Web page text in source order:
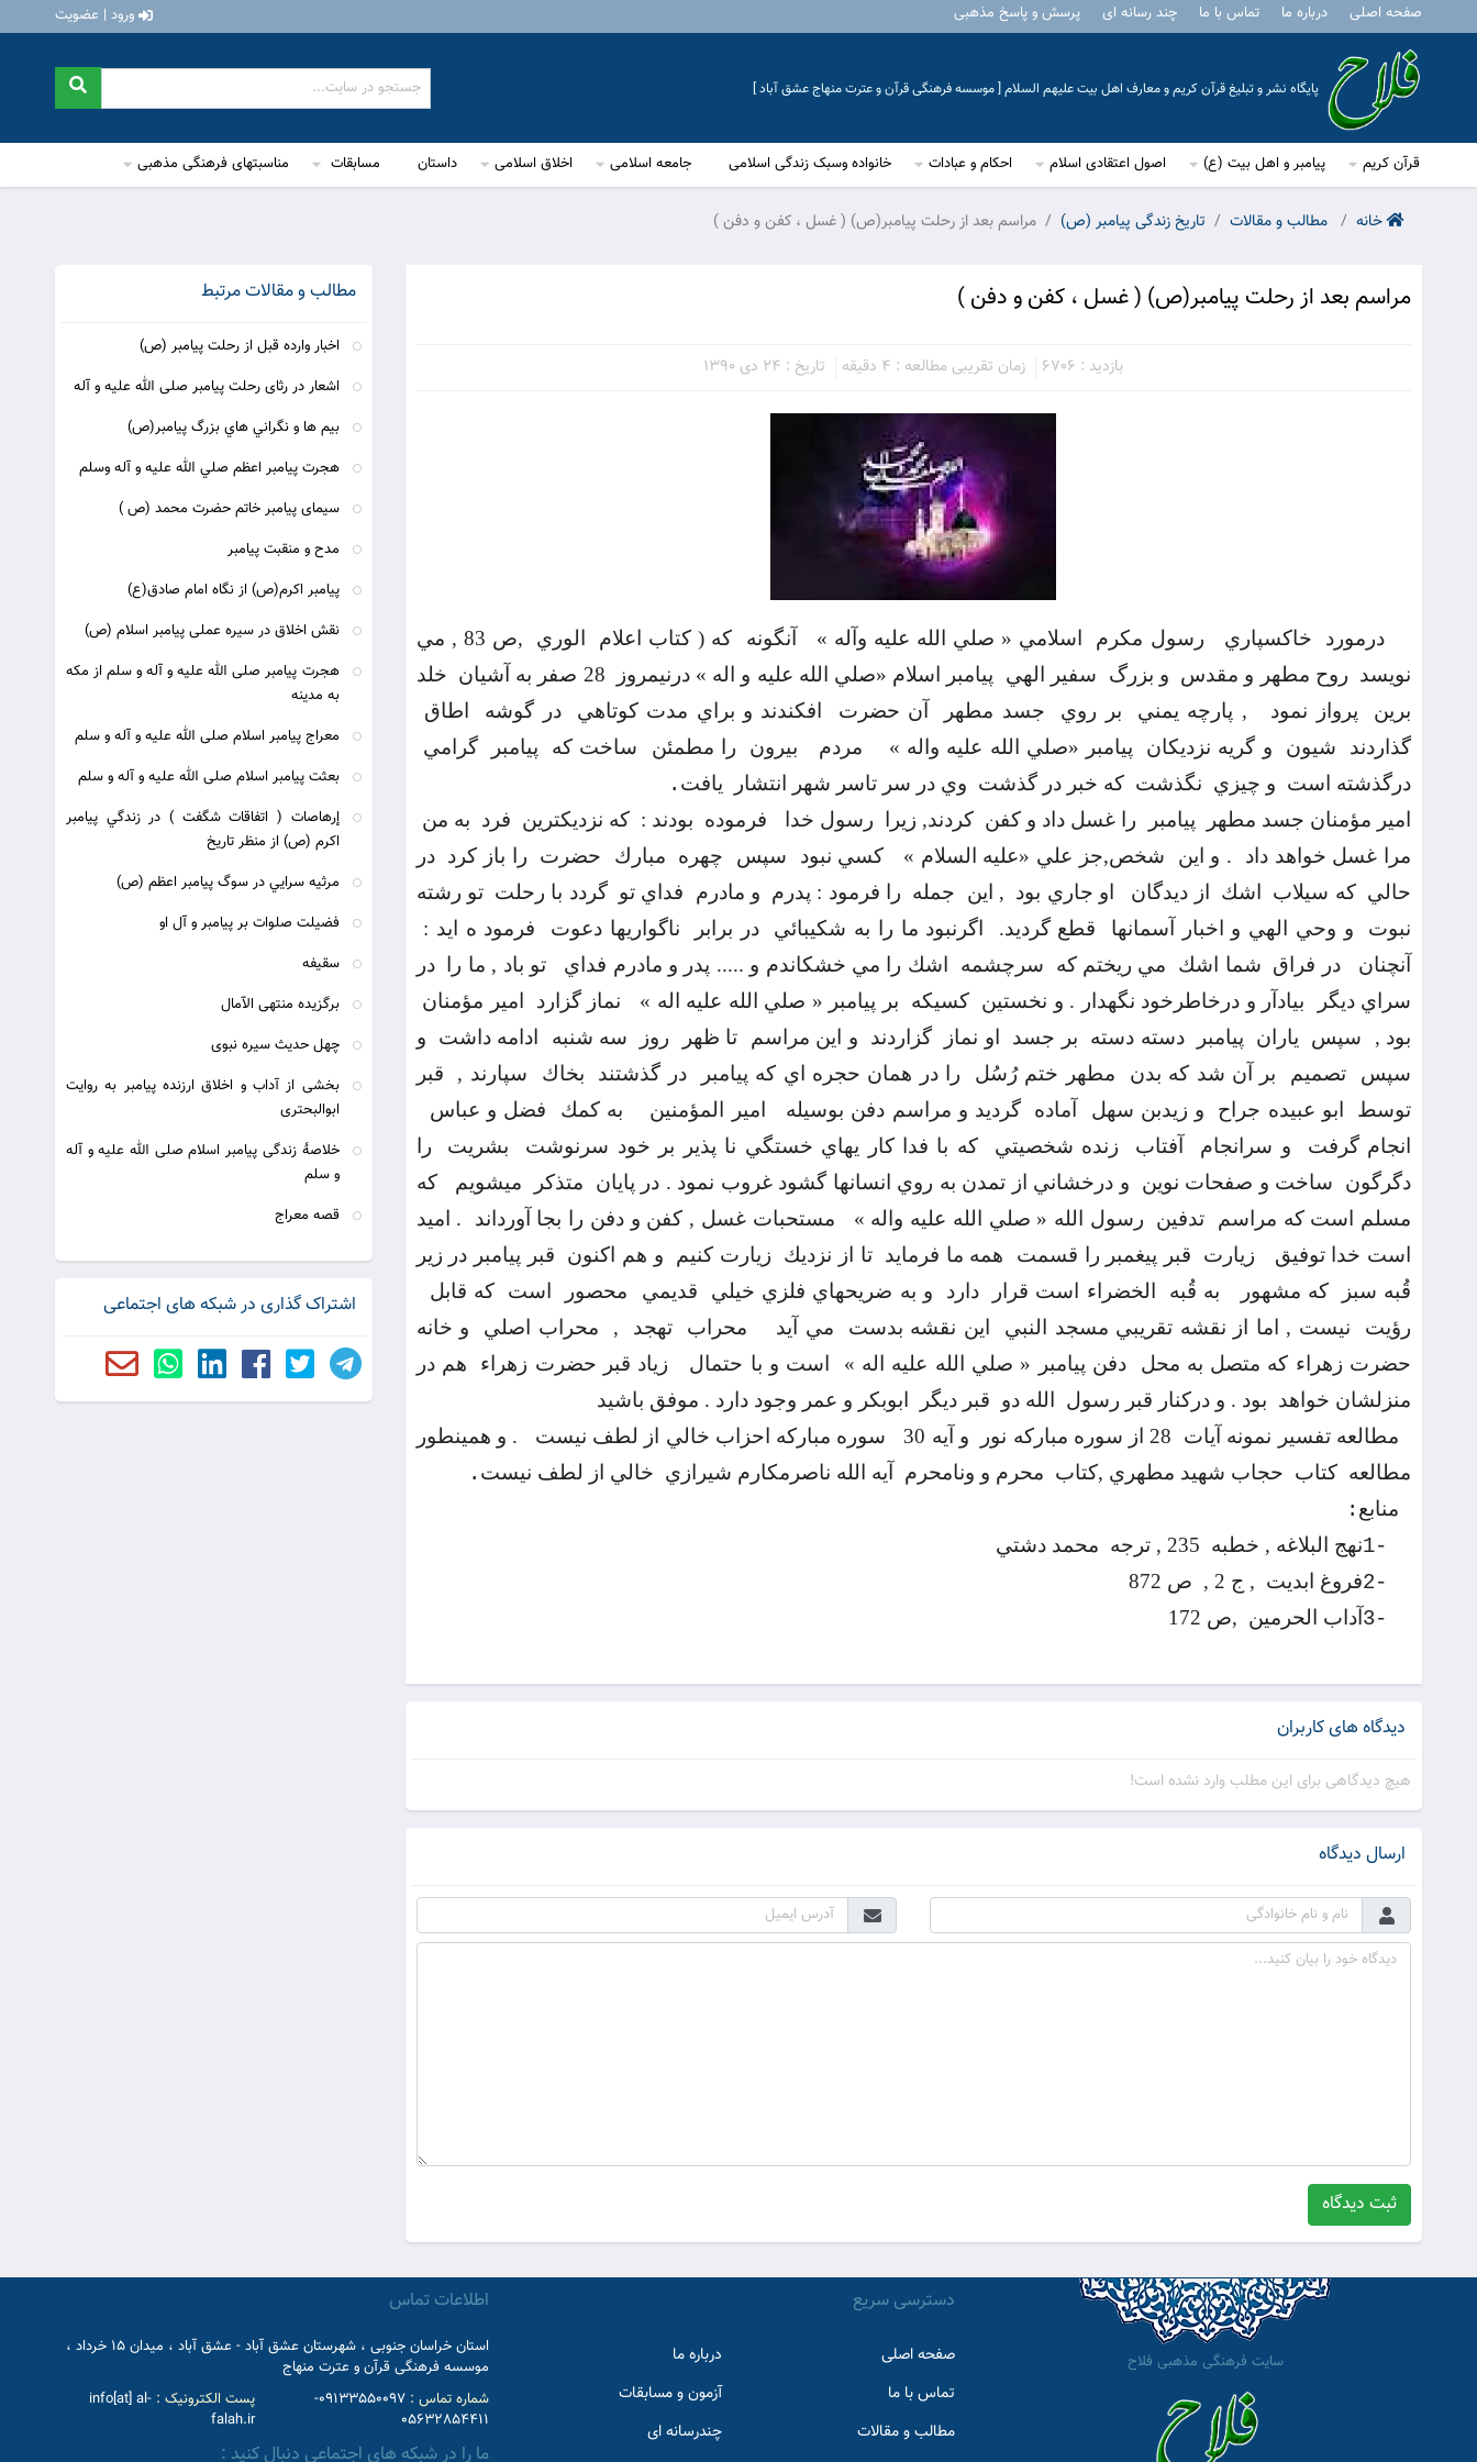
صفحه اصلی درباره ما تماس با ما چند رسانه ای پرسش و پاسخ مذهبی ورود | عضویت
پایگاه نشر و تبلیغ قرآن کریم و معارف اهل بیت علیهم السلام [ موسسه فرهنگی قرآن و عترت منهاج عشق آباد ]
قرآن کریم پیامبر و اهل بیت (ع) اصول اعتقادی اسلام احکام و عبادات خانواده وسبک زندگی اسلامی جامعه اسلامی اخلاق اسلامی داستان مسابقات مناسبتهای فرهنگی مذهبی
خانه مطالب و مقالات تاریخ زندگی پیامبر (ص) مراسم بعد از رحلت پيامبر(ص) ( غسل ، كفن و دفن )
مراسم بعد از رحلت پيامبر(ص) ( غسل ، كفن و دفن )
بازدید : 6706 زمان تقریبی مطالعه : 4 دقیقه تاریخ : 24 دی 1390
درمورد خاكسپاري رسول مكرم اسلامي « صلي الله عليه وآله » آنگونه كه ( كتاب اعلام الوري
,ص 83 , مي
نويسد روح مطهر و مقدس و بزرگ سفير الهي پيامبر اسلام «‌صلي الله عليه و اله » درنيمروز 28 صفر به آشيان
خلد
برين
پرواز نمود , پارچه يمني بر روي جسد مطهر آن حضرت افكندند و براي مدت كوتاهي در گوشه
اطاق
گذاردند
شيون و گريه نزديكان پيامبر «‌صلي الله عليه واله » مردم بيرون را مطمئن ساخت كه پيامبر
گرامي
درگذشته است و چيزي نگذشت كه خبر در گذشت وي در سر تاسر شهر انتشار يافت .
امير مؤمنان جسد مطهر پيامبر را غسل داد و كفن كردند, زيرا رسول خدا فرموده بودند : كه نزديكترين فرد به من
مرا غسل خواهد داد
. و اين شخص,جز علي «‌عليه السلام » كسي نبود سپس چهره مبارك حضرت را باز كرد در
حالي كه سيلاب اشك از ديدگان او جاري بود , اين جمله را فرمود : پدرم و مادرم فداي تو گردد با رحلت تو رشته
نبوت
و وحي الهي و اخبار آسمانها قطع گرديد. اگرنبود ما را به شكيبائي در برابر ناگواريها دعوت
فرمود ه ايد :
آنچنان
در فراق شما اشك مي ريختم كه سرچشمه اشك را مي خشكاندم و ..... پدر و مادرم فداي تو باد , ما را
در
سراي ديگر
بيادآر و درخاطرخود نگهدار . و نخستين كسيكه بر پيامبر « صلي الله عليه اله » نماز گزارد
امير مؤمنان
بود ,
سپس ياران پيامبر دسته دسته بر جسد او نماز گزاردند و اين مراسم تا ظهر روز سه شنبه ادامه داشت
و
سپس
تصميم بر آن شد كه بدن مطهر ختم رُسُل را در همان حجره اي كه پيامبر در گذشتند بخاك سپارند ,
قبر
توسط
ابو عبيده جراح و زيدبن سهل آماده گرديد و مراسم دفن بوسيله امير المؤمنين به كمك
فضل و عباس
انجام گرفت
و سرانجام آفتاب زنده شخصيتي كه با فدا كار يهاي خستگي نا پذير بر خود سرنوشت بشريت
را
دگرگون
ساخت و صفحات نوين و درخشاني از تمدن به روي انسانها گشود غروب نمود . در پايان متذكر ميشويم
كه
مسلم است كه مراسم
تدفين رسول الله « صلي الله عليه واله » مستحبات غسل , كفن و دفن را بجا آورداند
. اميد
است خدا توفيق
زيارت قبر پيغمبر را قسمت همه ما فرمايد تا از نزديك زيارت كنيم و هم اكنون
قبر پيامبر در زير
قُبه سبز
كه مشهور به قُبه الخضراء است قرار دارد و به ضريحهاي فلزي خيلي قديمي محصور است
كه قابل
رؤيت
نيست , اما از نقشه تقريبي مسجد النبي اين نقشه بدست مي آيد محراب تهجد , محراب اصلي
و خانه
حضرت زهراء كه متصل به محل
دفن پيامبر « صلي الله عليه اله » است و با حتمال زياد قبر حضرت زهراء
هم در
منزلشان خواهد بود . و دركنار قبر رسول الله دو قبر ديگر
ابوبكر و عمر وجود دارد . موفق باشيد
مطالعه تفسير نمونه آيات
28 از سوره مباركه نور و آيه 30 سوره مباركه احزاب خالي از لطف نيست
. و همينطور
مطالعه كتاب حجاب شهيد مطهري ,كتاب محرم و ونامحرم آيه الله ناصرمكارم شيرازي خالي از لطف نيست .
منابع :
1-نهج البلاغه , خطبه 235 , ترجه محمد دشتي
2-فروغ ابديت , ج 2 , ص 872
3- آداب الحرمين ,ص 172
دیدگاه های کاربران
هیچ دیدگاهی برای این مطلب وارد نشده است!
ارسال دیدگاه
ثبت دیدگاه
مطالب و مقالات مرتبط
اخبار وارده قبل از رحلت پيامبر (ص)
اشعار در رثای رحلت پیامبر صلی الله علیه و آله
بيم ها و نگراني هاي بزرگ پيامبر(ص)
هجرت پيامبر اعظم صلي الله عليه و آله وسلم
سيماى پيامبر خاتم حضرت محمد (ص )
مدح و منقبت پيامبر
پيامبر اكرم(ص) از نگاه امام صادق(ع)
نقش اخلاق در سيره عملى پيامبر اسلام (ص)
هجرت پيامبر صلى الله عليه و آله و سلم از مكه
به مدينه‏
معراج پيامبر اسلام صلى الله عليه و آله و سلم‏
بعثت پيامبر اسلام صلى الله عليه و آله و سلم‏
إرهاصات ( اتفاقات شگفت ) در زندگي پيامبر
اکرم (ص) از منظر تاريخ
مرثيه سرايي در سوگ پيامبر اعظم (ص)
فضیلت صلوات بر پیامبر و آل او
سقیفه
برگزیده منتهی الآمال
چهل حدیث سیره نبوی
بخشی از آداب و اخلاق ارزنده پیامبر به روایت
ابوالبحتری
خلاصۀ زندگی پیامبر اسلام صلی الله علیه و آله
و سلم
قصه معراج
اشتراک گذاری در شبکه های اجتماعی
سایت فرهنگی مذهبی فلاح
دسترسی سریع
صفحه اصلی
درباره ما
تماس با ما
آزمون و مسابقات
مطالب و مقالات
چندرسانه ای
اطلاعات تماس
استان خراسان جنوبی ، شهرستان عشق آباد - عشق آباد ، میدان 15 خرداد ،
موسسه فرهنگی قرآن و عترت منهاج
شماره تماس :
09133550097-
05632854411
پست الکترونیک : info[at] al-
falah.ir
ما را در شبکه های اجتماعی دنبال کنید :